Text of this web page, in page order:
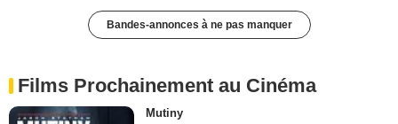
Bandes-annonces à ne pas manquer
Films Prochainement au Cinéma
Mutiny